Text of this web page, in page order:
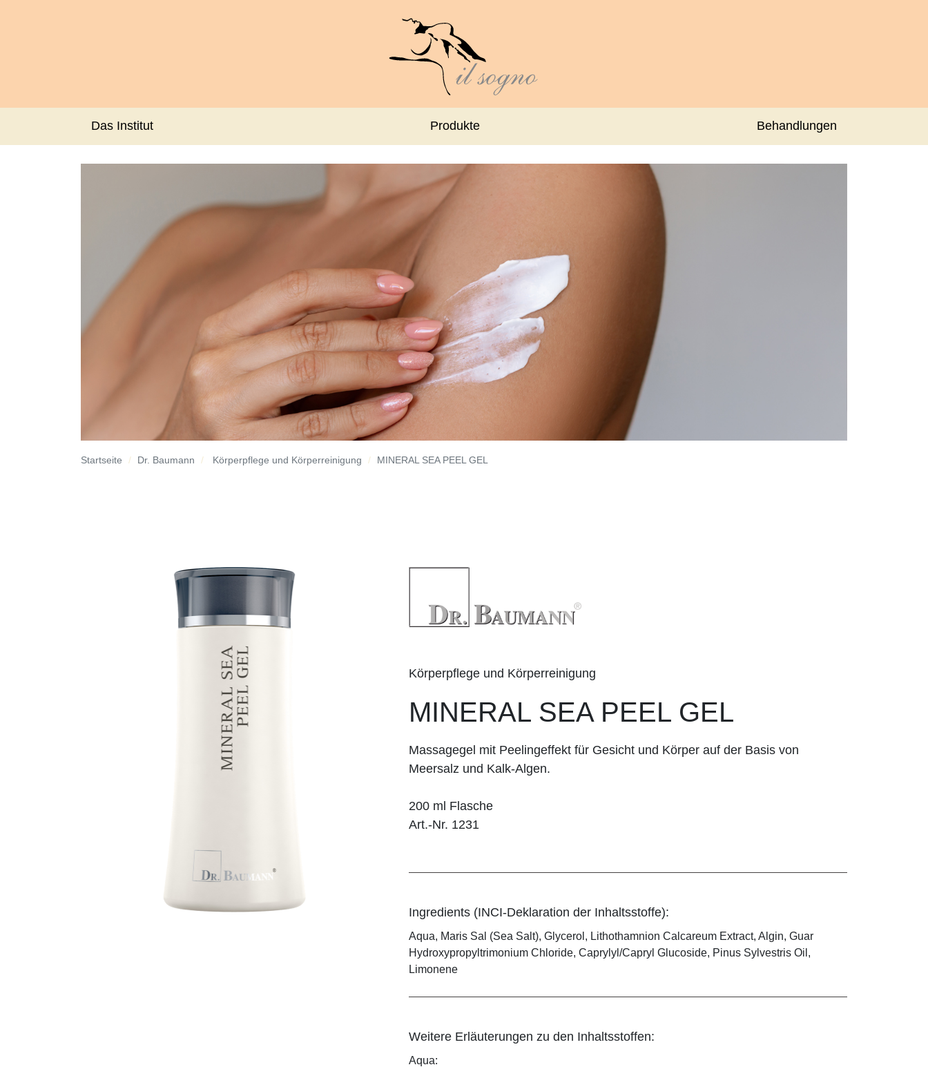
Das Institut Produkte Behandlungen
Startseite Dr. Baumann Körperpflege und Körperreinigung MINERAL SEA PEEL GEL
Körperpflege und Körperreinigung
MINERAL SEA PEEL GEL
Massagegel mit Peelingeffekt für Gesicht und Körper auf der Basis von
Meersalz und Kalk-Algen.
200 ml Flasche
Art.-Nr. 1231
Ingredients (INCI-Deklaration der Inhaltsstoffe):
Aqua, Maris Sal (Sea Salt), Glycerol, Lithothamnion Calcareum Extract, Algin, Guar
Hydroxypropyltrimonium Chloride, Caprylyl/Capryl Glucoside, Pinus Sylvestris Oil,
Limonene
Weitere Erläuterungen zu den Inhaltsstoffen:
Aqua: